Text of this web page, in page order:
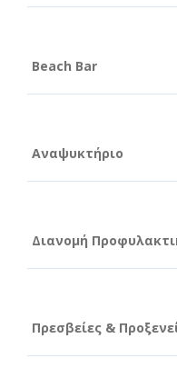
Beach Bar
Αναψυκτήριο
Διανομή
Πρεσβείες &